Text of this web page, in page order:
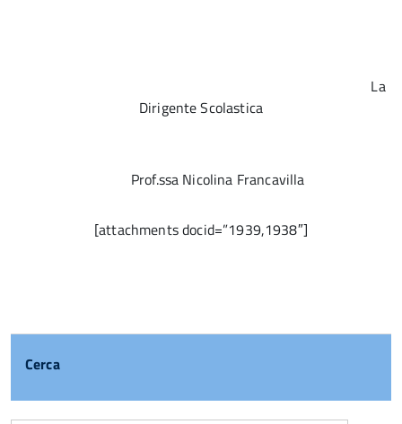
La
Dirigente Scolastica
Prof.ssa Nicolina Francavilla
[attachments docid=”1939,1938″]
Cerca